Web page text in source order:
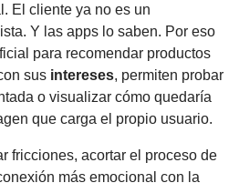
El cliente ya no es un
Y las apps lo saben. Por eso
para recomendar productos
sus intereses, permiten probar
o visualizar cómo quedaría
que carga el propio usuario.
fricciones, acortar el proceso de
más emocional con la